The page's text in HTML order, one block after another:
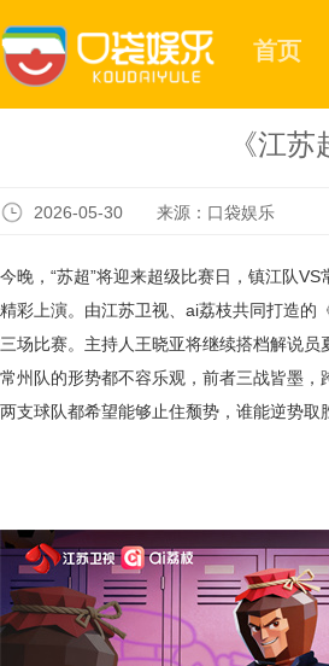
首页
《江
2026-05-30 来源：口袋娱乐
今晚， “苏超”将迎来超级比赛日，镇江队
精彩上演。由江苏卫视、ai荔枝共同打造的
三场比赛。主持人王晓亚将继续搭档解说
常州队的形势都不容乐观，前者三战皆墨
两支球队都希望能够止住颓势，谁能逆势取